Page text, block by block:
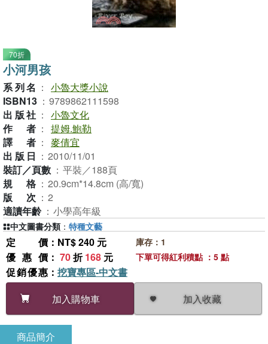
70折
小河男孩
系列名 ： 小魯大獎小說
ISBN13 ： 9789862111598
出版社 ： 小魯文化
作者 ： 提姆.鮑勒
譯者 ： 麥倩宜
出版日 ： 2010/11/01
裝訂／頁數 ： 平裝／188頁
規格 ： 20.9cm*14.8cm (高/寬)
版次 ： 2
適讀年齡 ： 小學高年級
定價 ：NT$ 240 元
優惠價 ： 70折168 元
促銷優惠 ： 挖寶專區-中文書
加入購物車
加入收藏
庫存：1
下單可得紅利積點 ：5 點
中文圖書分類 ： 特種文藝
商品簡介